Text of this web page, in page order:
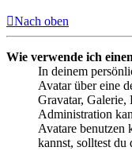
Nach oben
Wie verwende ich
In deinem
Avatar über eine
Gravatar, Galerie,
Administration
Avatare benutzen
kannst, solltest